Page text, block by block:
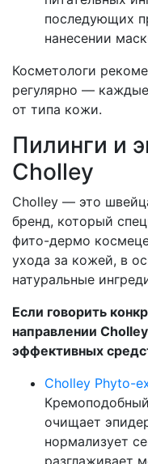
последующих
нанесении
Косметологи
регулярно —
от типа кожи.
Пилинги и
Cholley
Cholley — это
бренд, который
фито-дермо
ухода за кожей, в
натуральные
Если говорить
направлении
эффективных
Cholley Phyto-
очищает
нормализует
разглаживает